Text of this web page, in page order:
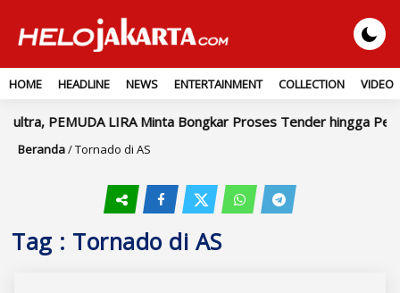
HOME HEADLINE NEWS ENTERTAINMENT COLLECTION VIDEO
PEMUDA LIRA Minta Bongkar Proses Tender hingga
Beranda/Tornado di AS
Tag : Tornado di AS